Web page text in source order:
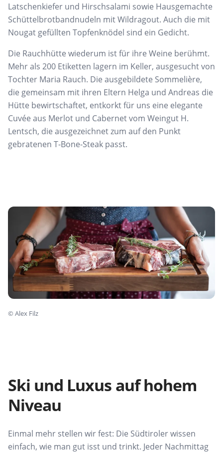
Latschenkiefer und Hirschsalami sowie Hausgemachte
Schüttelbrotbandnudeln mit Wildragout. Auch die mit
Nougat gefüllten Topfenknödel sind ein Gedicht.
Die Rauchhütte wiederum ist für ihre Weine berühmt.
Mehr als 200 Etiketten lagern im Keller, ausgesucht von
Tochter Maria Rauch. Die ausgebildete Sommelière,
die gemeinsam mit ihren Eltern Helga und Andreas die
Hütte bewirtschaftet, entkorkt für uns eine elegante
Cuvée aus Merlot und Cabernet vom Weingut H.
Lentsch, die ausgezeichnet zum auf den Punkt
gebratenen T-Bone-Steak passt.
©Alex Filz
Ski und Luxus auf hohem
Niveau
Einmal mehr stellen wir fest: Die Südtiroler wissen
einfach, wie man gut isst und trinkt. Jeder Nachmittag